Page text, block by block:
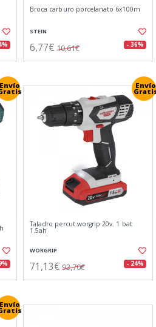
Broca carburo porcelanato 6x100m
STEIN
6,77€ 10,61€ - 36%
Envío Envío
Taladro percut.worgrip 20v. 1 bat
1.5ah
WORGRIP
71,13€ 93,70€ - 24%
Envío